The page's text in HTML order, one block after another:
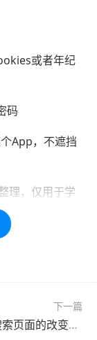
或者年纪
码
App，不遮挡
理，仅用于学
！！！！
下一篇
Google搜索页面的改变，让用户更容易点到广告？